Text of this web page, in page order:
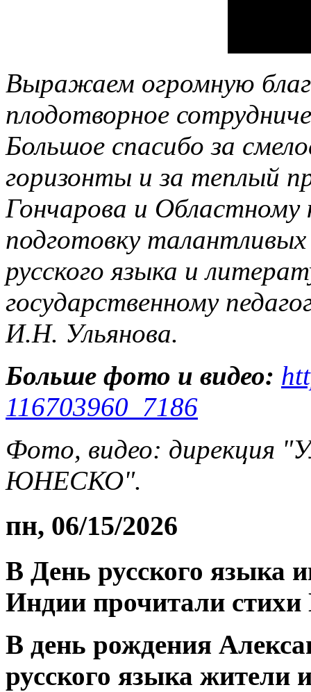
Выражаем огромную
плодотворное
Большое спасибо за
горизонты и за теплый
Гончарова и Областному
подготовку
русского языка и
государственному
И.Н. Ульянова.
Больше фото и видео:
116703960_7186
Фото, видео: дирекция
ЮНЕСКО".
пн, 06/15/2026
В День русского языка
Индии прочитали
В день рождения
русского языка жители